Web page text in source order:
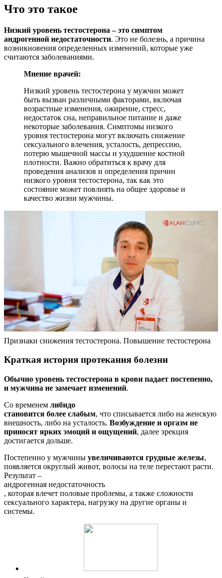
Что это такое
Низкий уровень тестостерона – это симптом
андрогенной недостаточности. Это не болезнь, а причина
возникновения определенных изменений, которые уже
считаются заболеваниями.
Мнение врачей:
Низкий уровень тестостерона у мужчин может
быть вызван различными факторами, включая
возрастные изменения, ожирение, стресс,
недостаток сна, неправильное питание и даже
некоторые заболевания. Симптомы низкого
уровня тестостерона могут включать снижение
сексуального влечения, усталость, депрессию,
потерю мышечной массы и ухудшение костной
плотности. Важно обратиться к врачу для
проведения анализов и определения причин
низкого уровня тестостерона, так как это
состояние может повлиять на общее здоровье и
качество жизни мужчины.
Признаки снижения тестостерона. Повышение тестостерона
Краткая история протекания болезни
Обычно уровень тестостерона в крови падает постепенно,
и мужчина не замечает изменений.
Со временем либидо
становится более слабым, что списывается либо на женскую
внешность, либо на усталость. Возбуждение и оргазм не
приносят ярких эмоций и ощущений, далее эрекция
достигается дольше.
Постепенно у мужчины увеличиваются грудные железы,
появляется округлый живот, волосы на теле перестают расти.
Результат –
андрогенная недостаточность
, которая влечет половые проблемы, а также сложности
сексуального характера, нагрузку на другие органы и
системы.